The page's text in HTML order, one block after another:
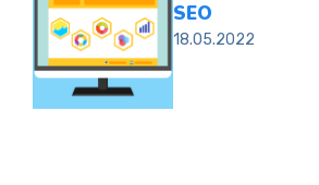
SEO
18.05.2022